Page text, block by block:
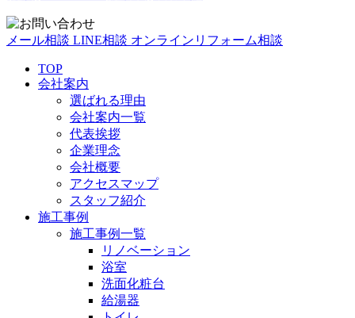
メール相談 LINE相談 オンラインリフォーム相談
TOP
会社案内
選ばれる理由
会社案内一覧
代表挨拶
企業理念
会社概要
アクセスマップ
スタッフ紹介
施工事例
施工事例一覧
リノベーション
浴室
洗面化粧台
給湯器